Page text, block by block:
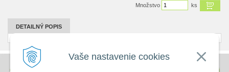
Vaše nastavenie cookies
Množstvo ks
DETAILNÝ POPIS
© 2026 Stavebniny - DUMA •
spoločnosti